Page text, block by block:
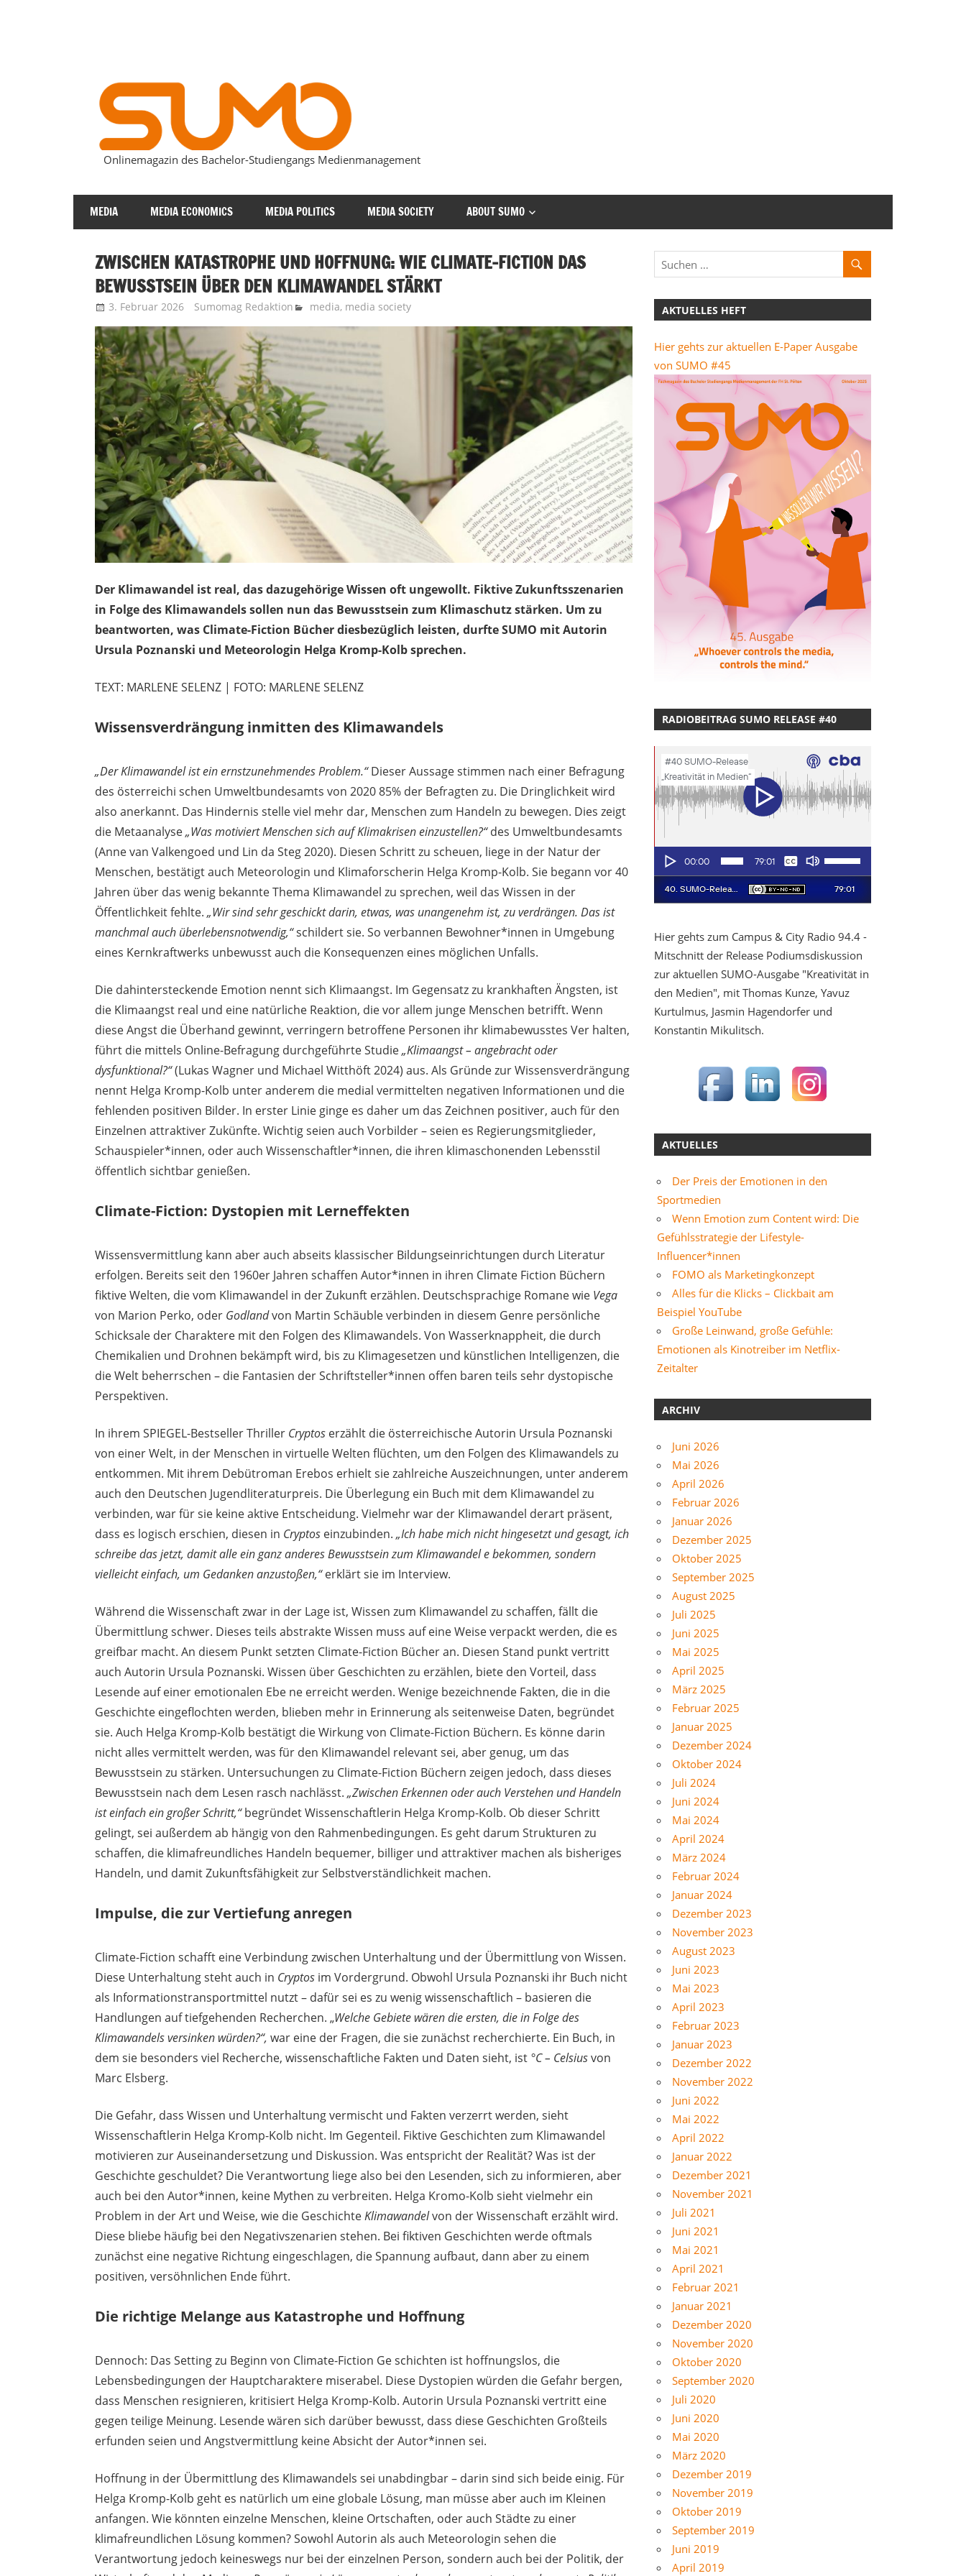
SUMOmag
Onlinemagazin des Bachelor-Studiengangs Medienmanagement
MEDIA MEDIA ECONOMICS MEDIA POLITICS MEDIA SOCIETY ABOUT SUMO
ZWISCHEN KATASTROPHE UND HOFFNUNG: WIE CLIMATE-FICTION DAS
BEWUSSTSEIN ÜBER DEN KLIMAWANDEL STÄRKT
3. Februar 2026 Sumomag Redaktion media, media society
Der Klimawandel ist real, das dazugehörige Wissen oft ungewollt. Fiktive Zukunftsszenarien
in Folge des Klimawandels sollen nun das Bewusstsein zum Klimaschutz stärken. Um zu
beantworten, was Climate-Fiction Bücher diesbezüglich leisten, durfte SUMO mit Autorin
Ursula Poznanski und Meteorologin Helga Kromp-Kolb sprechen.
TEXT: MARLENE SELENZ | FOTO: MARLENE SELENZ
Wissensverdrängung inmitten des Klimawandels
„Der Klimawandel ist ein ernstzunehmendes Problem.“Dieser Aussage stimmen nach einer Befragung
des österreichi schen Umweltbundesamts von 2020 85% der Befragten zu. Die Dringlichkeit wird
also anerkannt. Das Hindernis stelle viel mehr dar, Menschen zum Handeln zu bewegen. Dies zeigt
die Metaanalyse„Was motiviert Menschen sich auf Klimakrisen einzustellen?“des Umweltbundesamts
(Anne van Valkengoed und Lin da Steg 2020). Diesen Schritt zu scheuen, liege in der Natur der
Menschen, bestätigt auch Meteorologin und Klimaforscherin Helga Kromp-Kolb. Sie begann vor 40
Jahren über das wenig bekannte Thema Klimawandel zu sprechen, weil das Wissen in der
Öffentlichkeit fehlte. „Wir sind sehr geschickt darin, etwas, was unangenehm ist, zu verdrängen. Das ist
manchmal auch überlebensnotwendig,“schildert sie. So verbannen Bewohner*innen in Umgebung
eines Kernkraftwerks unbewusst auch die Konsequenzen eines möglichen Unfalls.
Die dahintersteckende Emotion nennt sich Klimaangst. Im Gegensatz zu krankhaften Ängsten, ist
die Klimaangst real und eine natürliche Reaktion, die vor allem junge Menschen betrifft. Wenn
diese Angst die Überhand gewinnt, verringern betroffene Personen ihr klimabewusstes Ver halten,
führt die mittels Online-Befragung durchgeführte Studie„Klimaangst – angebracht oder
dysfunktional?“(Lukas Wagner und Michael Witthöft 2024) aus. Als Gründe zur Wissensverdrängung
nennt Helga Kromp-Kolb unter anderem die medial vermittelten negativen Informationen und die
fehlenden positiven Bilder. In erster Linie ginge es daher um das Zeichnen positiver, auch für den
Einzelnen attraktiver Zukünfte. Wichtig seien auch Vorbilder – seien es Regierungsmitglieder,
Schauspieler*innen, oder auch Wissenschaftler*innen, die ihren klimaschonenden Lebensstil
öffentlich sichtbar genießen.
Climate-Fiction: Dystopien mit Lerneffekten
Wissensvermittlung kann aber auch abseits klassischer Bildungseinrichtungen durch Literatur
erfolgen. Bereits seit den 1960er Jahren schaffen Autor*innen in ihren Climate Fiction Büchern
fiktive Welten, die vom Klimawandel in der Zukunft erzählen. Deutschsprachige Romane wie Vega
von Marion Perko, oder Godlandvon Martin Schäuble verbinden in diesem Genre persönliche
Schicksale der Charaktere mit den Folgen des Klimawandels. Von Wasserknappheit, die durch
Chemikalien und Drohnen bekämpft wird, bis zu Klimagesetzen und künstlichen Intelligenzen, die
die Welt beherrschen – die Fantasien der Schriftsteller*innen offen baren teils sehr dystopische
Perspektiven.
In ihrem SPIEGEL-Bestseller Thriller Cryptos erzählt die österreichische Autorin Ursula Poznanski
von einer Welt, in der Menschen in virtuelle Welten flüchten, um den Folgen des Klimawandels zu
entkommen. Mit ihrem Debütroman Erebos erhielt sie zahlreiche Auszeichnungen, unter anderem
auch den Deutschen Jugendliteraturpreis. Die Überlegung ein Buch mit dem Klimawandel zu
verbinden, war für sie keine aktive Entscheidung. Vielmehr war der Klimawandel derart präsent,
dass es logisch erschien, diesen in Cryptos einzubinden. „Ich habe mich nicht hingesetzt und gesagt, ich
schreibe das jetzt, damit alle ein ganz anderes Bewusstsein zum Klimawandel e bekommen, sondern
vielleicht einfach, um Gedanken anzustoßen,“erklärt sie im Interview.
Während die Wissenschaft zwar in der Lage ist, Wissen zum Klimawandel zu schaffen, fällt die
Übermittlung schwer. Dieses teils abstrakte Wissen muss auf eine Weise verpackt werden, die es
greifbar macht. An diesem Punkt setzten Climate-Fiction Bücher an. Diesen Stand punkt vertritt
auch Autorin Ursula Poznanski. Wissen über Geschichten zu erzählen, biete den Vorteil, dass
Lesende auf einer emotionalen Ebe ne erreicht werden. Wenige bezeichnende Fakten, die in die
Geschichte eingeflochten werden, blieben mehr in Erinnerung als seitenweise Daten, begründet
sie. Auch Helga Kromp-Kolb bestätigt die Wirkung von Climate-Fiction Büchern. Es könne darin
nicht alles vermittelt werden, was für den Klimawandel relevant sei, aber genug, um das
Bewusstsein zu stärken. Untersuchungen zu Climate-Fiction Büchern zeigen jedoch, dass dieses
Bewusstsein nach dem Lesen rasch nachlässt. „Zwischen Erkennen oder auch Verstehen und Handeln
ist einfach ein großer Schritt,“begründet Wissenschaftlerin Helga Kromp-Kolb. Ob dieser Schritt
gelingt, sei außerdem ab hängig von den Rahmenbedingungen. Es geht darum Strukturen zu
schaffen, die klimafreundliches Handeln bequemer, billiger und attraktiver machen als bisheriges
Handeln, und damit Zukunftsfähigkeit zur Selbstverständlichkeit machen.
Impulse, die zur Vertiefung anregen
Climate-Fiction schafft eine Verbindung zwischen Unterhaltung und der Übermittlung von Wissen.
Diese Unterhaltung steht auch in Cryptos im Vordergrund. Obwohl Ursula Poznanski ihr Buch nicht
als Informationstransportmittel nutzt – dafür sei es zu wenig wissenschaftlich – basieren die
Handlungen auf tiefgehenden Recherchen. „Welche Gebiete wären die ersten, die in Folge des
Klimawandels versinken würden?“, war eine der Fragen, die sie zunächst recherchierte. Ein Buch, in
dem sie besonders viel Recherche, wissenschaftliche Fakten und Daten sieht, ist °C – Celsiusvon
Marc Elsberg.
Die Gefahr, dass Wissen und Unterhaltung vermischt und Fakten verzerrt werden, sieht
Wissenschaftlerin Helga Kromp-Kolb nicht. Im Gegenteil. Fiktive Geschichten zum Klimawandel
motivieren zur Auseinandersetzung und Diskussion. Was entspricht der Realität? Was ist der
Geschichte geschuldet? Die Verantwortung liege also bei den Lesenden, sich zu informieren, aber
auch bei den Autor*innen, keine Mythen zu verbreiten. Helga Kromo-Kolb sieht vielmehr ein
Problem in der Art und Weise, wie die GeschichteKlimawandelvon der Wissenschaft erzählt wird.
Diese bliebe häufig bei den Negativszenarien stehen. Bei fiktiven Geschichten werde oftmals
zunächst eine negative Richtung eingeschlagen, die Spannung aufbaut, dann aber zu einem
positiven, versöhnlichen Ende führt.
Die richtige Melange aus Katastrophe und Hoffnung
Dennoch: Das Setting zu Beginn von Climate-Fiction Ge schichten ist hoffnungslos, die
Lebensbedingungen der Hauptcharaktere miserabel. Diese Dystopien würden die Gefahr bergen,
dass Menschen resignieren, kritisiert Helga Kromp-Kolb. Autorin Ursula Poznanski vertritt eine
gegen teilige Meinung. Lesende wären sich darüber bewusst, dass diese Geschichten Großteils
erfunden seien und Angstvermittlung keine Absicht der Autor*innen sei.
Hoffnung in der Übermittlung des Klimawandels sei unabdingbar – darin sind sich beide einig. Für
Helga Kromp-Kolb geht es natürlich um eine globale Lösung, man müsse aber auch im Kleinen
anfangen. Wie könnten einzelne Menschen, kleine Ortschaften, oder auch Städte zu einer
klimafreundlichen Lösung kommen? Sowohl Autorin als auch Meteorologin sehen die
Verantwortung jedoch keineswegs nur bei der einzelnen Person, sondern auch bei der Politik, der
AKTUELLES HEFT
Hier gehts zur aktuellen E-Paper Ausgabe
von SUMO #45
RADIOBEITRAG SUMO RELEASE #40
Hier gehts zum Campus & City Radio 94.4 -
Mitschnitt der Release Podiumsdiskussion
zur aktuellen SUMO-Ausgabe "Kreativität in
den Medien", mit Thomas Kunze, Yavuz
Kurtulmus, Jasmin Hagendorfer und
Konstantin Mikulitsch.
AKTUELLES
Der Preis der Emotionen in den
Sportmedien
Wenn Emotion zum Content wird: Die
Gefühlsstrategie der Lifestyle-
Influencer*innen
FOMO als Marketingkonzept
Alles für die Klicks – Clickbait am
Beispiel YouTube
Große Leinwand, große Gefühle:
Emotionen als Kinotreiber im Netflix-
Zeitalter
ARCHIV
Juni 2026
Mai 2026
April 2026
Februar 2026
Januar 2026
Dezember 2025
Oktober 2025
September 2025
August 2025
Juli 2025
Juni 2025
Mai 2025
April 2025
März 2025
Februar 2025
Januar 2025
Dezember 2024
Oktober 2024
Juli 2024
Juni 2024
Mai 2024
April 2024
März 2024
Februar 2024
Januar 2024
Dezember 2023
November 2023
August 2023
Juni 2023
Mai 2023
April 2023
Februar 2023
Januar 2023
Dezember 2022
November 2022
Juni 2022
Mai 2022
April 2022
Januar 2022
Dezember 2021
November 2021
Juli 2021
Juni 2021
Mai 2021
April 2021
Februar 2021
Januar 2021
Dezember 2020
November 2020
Oktober 2020
September 2020
Juli 2020
Juni 2020
Mai 2020
März 2020
Dezember 2019
November 2019
Oktober 2019
September 2019
Juni 2019
April 2019